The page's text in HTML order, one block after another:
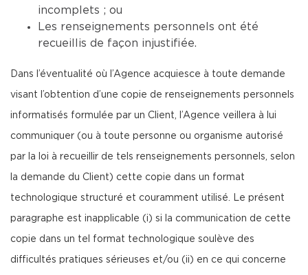
incomplets ; ou
Les renseignements personnels ont été
recueillis de façon injustifiée.
Dans l’éventualité où l’Agence acquiesce à toute demande
visant l’obtention d’une copie de renseignements personnels
informatisés formulée par un Client, l’Agence veillera à lui
communiquer (ou à toute personne ou organisme autorisé
par la loi à recueillir de tels renseignements personnels, selon
la demande du Client) cette copie dans un format
technologique structuré et couramment utilisé. Le présent
paragraphe est inapplicable (i) si la communication de cette
copie dans un tel format technologique soulève des
difficultés pratiques sérieuses et/ou (ii) en ce qui concerne